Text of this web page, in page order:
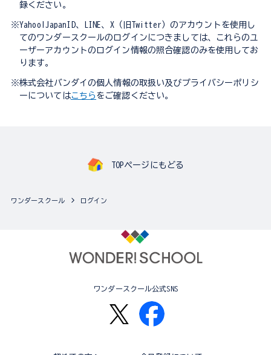
録ください。
※Yahoo!JapanID、LINE、X（旧Twitter）のアカウントを使用し
てのワンダースクールのログインにつきましては、これらのユ
ーザーアカウントのログイン情報の照合確認のみを使用してお
ります。
※株式会社バンダイの個人情報の取扱い及びプライバシーポリシ
ーについてはこちら をご確認ください。
TOPページにもどる
ワンダースクール ログイン
ワンダースクール公式SNS